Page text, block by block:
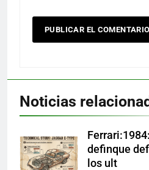
Noticias
definque
los ult